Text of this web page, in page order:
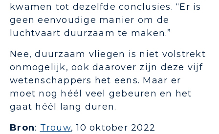
kwamen tot dezelfde conclusies. “Er is
geen eenvoudige manier om de
luchtvaart duurzaam te maken.”
Nee, duurzaam vliegen is niet volstrekt
onmogelijk, ook daarover zijn deze vijf
wetenschappers het eens. Maar er
moet nog héél veel gebeuren en het
gaat héél lang duren.
Bron: Trouw, 10 oktober 2022